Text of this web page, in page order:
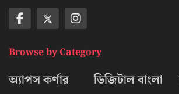
Browse by Category
অ্যাপস কর্ণার
ডিজিটাল বাংলা